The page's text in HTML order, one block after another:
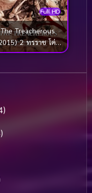
Full HD
The Treacherous
2 ทรราช โค่น
บัลลังก์ [ซับไทย]